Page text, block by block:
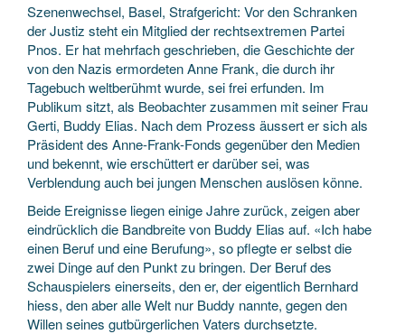
Szenenwechsel, Basel, Strafgericht: Vor den Schranken
der Justiz steht ein Mitglied der rechtsextremen Partei
Pnos. Er hat mehrfach geschrieben, die Geschichte der
von den Nazis ermordeten Anne Frank, die durch ihr
Tagebuch weltberühmt wurde, sei frei erfunden. Im
Publikum sitzt, als Beobachter zusammen mit seiner Frau
Gerti, Buddy Elias. Nach dem Prozess äussert er sich als
Präsident des Anne-Frank-Fonds gegenüber den Medien
und bekennt, wie erschüttert er darüber sei, was
Verblendung auch bei jungen Menschen auslösen könne.
Beide Ereignisse liegen einige Jahre zurück, zeigen aber
eindrücklich die Bandbreite von Buddy Elias auf. «Ich habe
einen Beruf und eine Berufung», so pflegte er selbst die
zwei Dinge auf den Punkt zu bringen. Der Beruf des
Schauspielers einerseits, den er, der eigentlich Bernhard
hiess, den aber alle Welt nur Buddy nannte, gegen den
Willen seines gutbürgerlichen Vaters durchsetzte.